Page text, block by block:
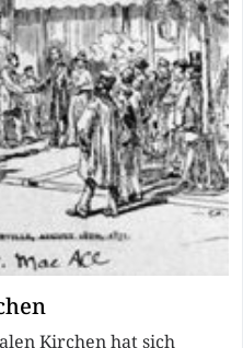
Kirchen hat sich